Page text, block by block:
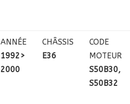
ANNÉE
1992>
2000
CHÂSSIS
E36
CODE
MOTEUR
S50B30,
S50B32